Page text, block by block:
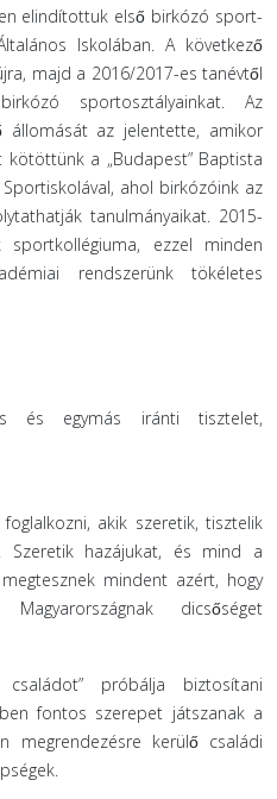
elindítottuk első birkózó sport-
Iskolában. A következő
majd a 2016/2017-es tanévtől
sportosztályainkat. Az
állomását az jelentette, amikor
a „Budapest” Baptista
ahol birkózóink az
tanulmányaikat. 2015-
sportkollégiuma, ezzel minden
rendszerünk tökéletes
és egymás iránti tisztelet,
akik szeretik, tisztelik
Szeretik hazájukat, és mind a
mindent azért, hogy
dicsőséget
próbálja biztosítani
fontos szerepet játszanak a
megrendezésre kerülő családi